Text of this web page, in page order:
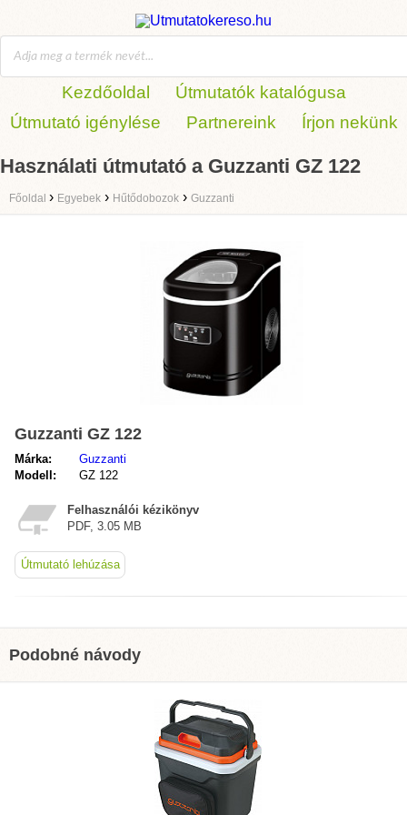
Kezdőoldal
Útmutatók katalógusa
Útmutató igénylése
Partnereink Írjon nekünk
Használati útmutató a Guzzanti GZ 122
Főoldal › Egyebek › Hűtődobozok › Guzzanti
Guzzanti GZ 122
Márka:
Guzzanti
Modell:
GZ 122
Felhasználói kézikönyv
PDF, 3.05 MB
Útmutató lehúzása
Podobné návody